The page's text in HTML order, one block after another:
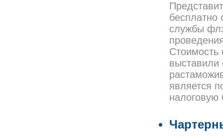
бесплатно
службы
выставили
является
налоговую